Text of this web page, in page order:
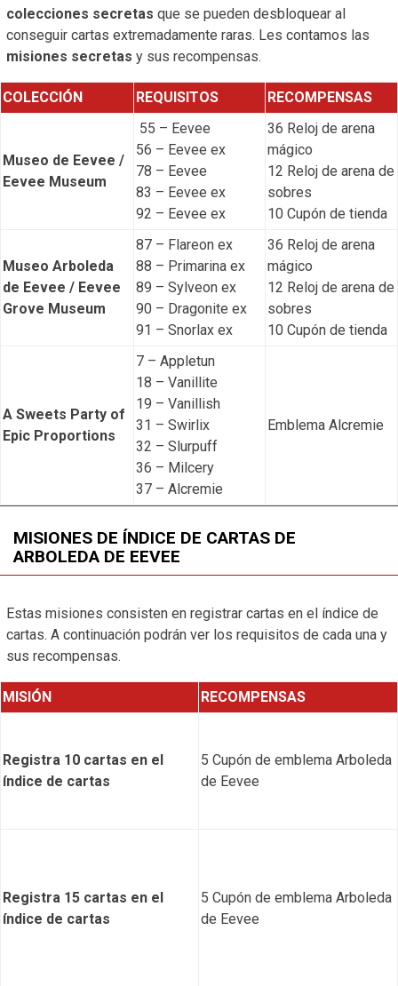
colecciones secretas que se pueden desbloquear al
conseguir cartas extremadamente raras. Les contamos las
misiones secretas y sus recompensas.
COLECCIÓN REQUISITOS RECOMPENSAS
Museo de Eevee /
Eevee Museum
55 – Eevee
56 – Eevee ex
78 – Eevee
83 – Eevee ex
92 – Eevee ex
36 Reloj de arena
mágico
12 Reloj de arena de
sobres
10 Cupón de tienda
Museo Arboleda
de Eevee / Eevee
Grove Museum
87 – Flareon ex
88 – Primarina ex
89 – Sylveon ex
90 – Dragonite ex
91 – Snorlax ex
36 Reloj de arena
mágico
12 Reloj de arena de
sobres
10 Cupón de tienda
A Sweets Party of
Epic Proportions
7 – Appletun
18 – Vanillite
19 – Vanillish
31 – Swirlix
32 – Slurpuff
36 – Milcery
37 – Alcremie
Emblema Alcremie
MISIONES DE ÍNDICE DE CARTAS DE
ARBOLEDA DE EEVEE
Estas misiones consisten en registrar cartas en el índice de
cartas. A continuación podrán ver los requisitos de cada una y
sus recompensas.
MISIÓN RECOMPENSAS
Registra 10 cartas en el
índice de cartas
5 Cupón de emblema Arboleda
de Eevee
Registra 15 cartas en el
índice de cartas
5 Cupón de emblema Arboleda
de Eevee